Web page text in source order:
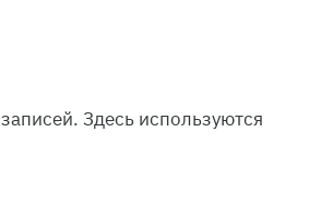
Здесь используются